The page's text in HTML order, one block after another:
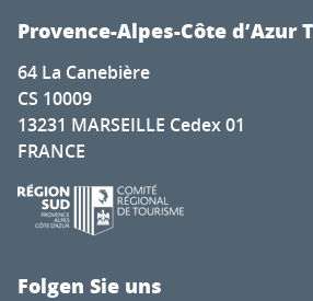
Provence-Alpes-Côte d’Azur
64 La Canebière
CS 10009
13231 MARSEILLE Cedex 01
FRANCE
Folgen Sie uns